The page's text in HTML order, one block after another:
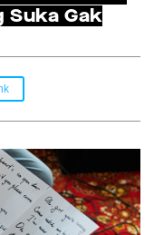
Suka Gak